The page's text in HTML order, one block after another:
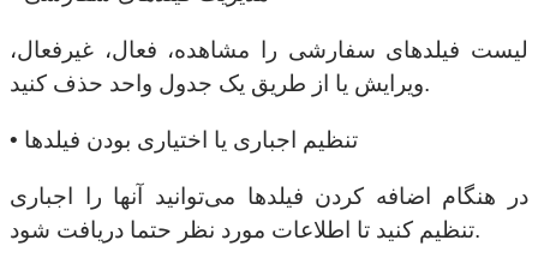
لیست فیلدهای سفارشی را مشاهده، فعال، غیرفعال،
ویرایش یا از طریق یک جدول واحد حذف کنید.
• تنظیم اجباری یا اختیاری بودن فیلدها
در هنگام اضافه کردن فیلدها می‌توانید آنها را اجباری
تنظیم کنید تا اطلاعات مورد نظر حتما دریافت شود.